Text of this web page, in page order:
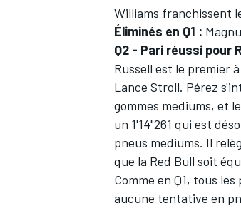
Williams franchissent
Éliminés en Q1 :
Q2 - Pari réussi pour
Russell est le premier
Lance Stroll. Pérez
gommes mediums, et
un 1'14"261 qui est
pneus mediums. Il
que la Red Bull soit
Comme en Q1, tous
aucune tentative en